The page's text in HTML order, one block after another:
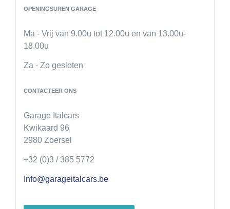
OPENINGSUREN GARAGE
Ma - Vrij van 9.00u tot 12.00u en van 13.00u-
18.00u
Za - Zo gesloten
CONTACTEER ONS
Garage Italcars
Kwikaard 96
2980 Zoersel
+32 (0)3 / 385 5772
Info@garageitalcars.be